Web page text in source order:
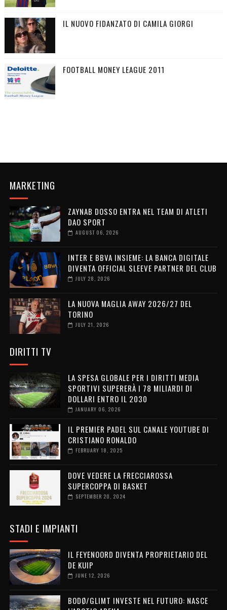
IL NUOVO FIDANZATO DI CAMILA GIORGI
FOOTBALL MONEY LEAGUE 2011
MARKETING
ZAYNAB DOSSO ENTRA NEL TEAM DI ATLETI
DAO SPORT
AUGUST 06, 2026
INTER E BBVA INSIEME: LA BANCA DIGITALE
DIVENTA OFFICIAL SLEEVE PARTNER DEL CLUB
JULY 28, 2026
LA NUOVA MAGLIA AWAY 2026/27 DEL
TORINO
JULY 21, 2026
DIRITTI TV
LA SPESA GLOBALE PER I DIRITTI MEDIA
SPORTIVI SUPERERÀ I 78 MILIARDI DI
DOLLARI ENTRO IL 2030
JANUARY 06, 2026
IL PREMIER PADEL SUL CANALE YOUTUBE DI
CRISTIANO RONALDO
FEBRUARY 18, 2025
DOVE VEDERE LA FRECCIAROSSA
SUPERCOPPA DI BASKET
SEPTEMBER 20, 2024
STADI E IMPIANTI
IL FEYENOORD DIVENTA PROPRIETARIO DEL
DE KUIP
JUNE 12, 2026
BODØ/GLIMT INVESTE NEL FUTURO: NASCE